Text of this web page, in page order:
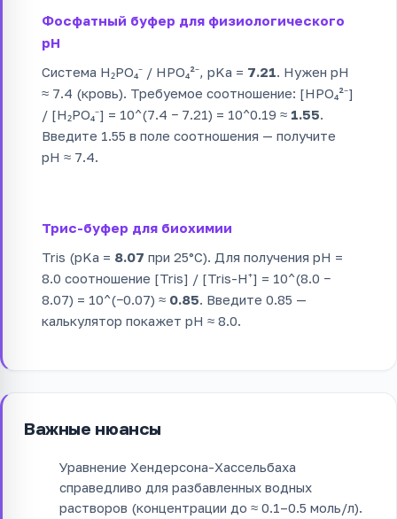
Фосфатный буфер для физиологического
pH
Система H₂PO₄⁻ / HPO₄²⁻, pKa = 7.21. Нужен pH
≈ 7.4 (кровь). Требуемое соотношение: [HPO₄²⁻]
/ [H₂PO₄⁻] = 10^(7.4 − 7.21) = 10^0.19 ≈ 1.55.
Введите 1.55 в поле соотношения — получите
pH ≈ 7.4.
Трис-буфер для биохимии
Tris (pKa = 8.07 при 25°C). Для получения pH =
8.0 соотношение [Tris] / [Tris-H⁺] = 10^(8.0 −
8.07) = 10^(−0.07) ≈ 0.85. Введите 0.85 —
калькулятор покажет pH ≈ 8.0.
Важные нюансы
Уравнение Хендерсона-Хассельбаха
справедливо для разбавленных водных
растворов (концентрации до ≈ 0.1–0.5 моль/л).